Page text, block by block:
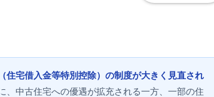
住宅借入金等特別控除）の制度が大きく見直され
、中古住宅への優遇が拡充される一方、一部の住